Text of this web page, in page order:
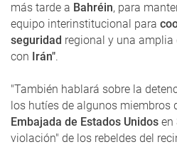
más tarde a Bahréin, para
equipo interinstitucional para
seguridad regional y una
con Irán".
"También hablará sobre la
los hutíes de algunos miembros
Embajada de Estados Unidos en
violación" de los rebeldes del